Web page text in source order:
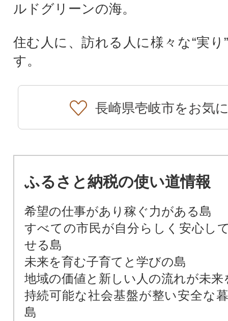
ルドグリーンの海。
住む人に、訪れる人に様々な“実
す。
長崎県壱岐市をお気
ふるさと納税の使い道情報
希望の仕事があり稼ぐ力がある島
すべての市民が自分らしく安心し
せる島
未来を育む子育てと学びの島
地域の価値と新しい人の流れが未来
持続可能な社会基盤が整い安全な
島